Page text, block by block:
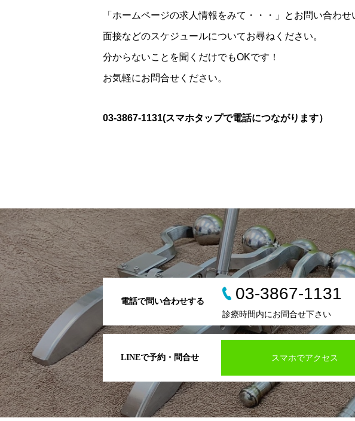
「ホームページの求人情報をみて・・・」とお問い合わせ
面接などのスケジュールについてお尋ねください。
分からないことを聞くだけでもOKです！
お気軽にお問合せください。
03-3867-1131(スマホタップで電話につながります）
LINEで予約・問合せ スマホでアクセス
電話で問い合わせする 03-3867-1131
診療時間内にお問合せ下さい